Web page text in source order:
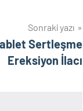
Sonraki yazı
Sertleşme
Ereksiyon İlacı